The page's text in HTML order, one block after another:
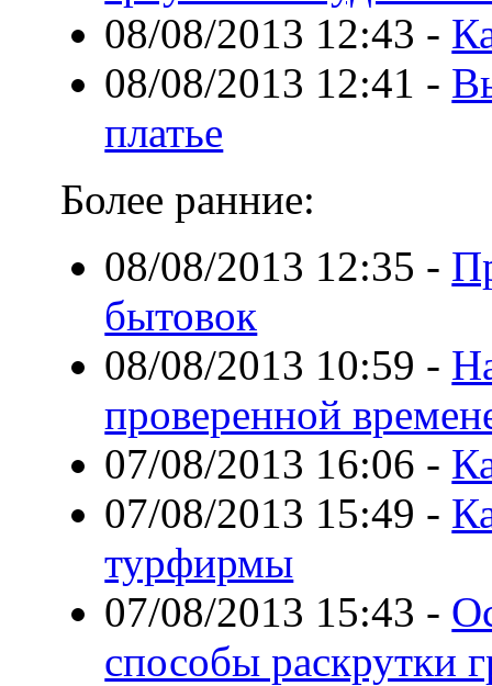
08/08/2013 12:43 -
08/08/2013 12:41 -
платье
Более ранние:
08/08/2013 12:35 -
бытовок
08/08/2013 10:59 -
проверенной
07/08/2013 16:06 -
07/08/2013 15:49 -
турфирмы
07/08/2013 15:43 -
способы раскрутки